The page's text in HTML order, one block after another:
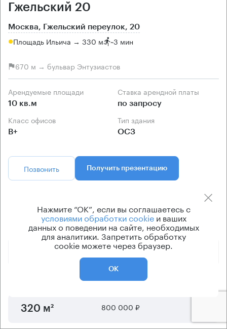
Гжельский 20
Москва, Гжельский переулок, 20
Площадь Ильича → 330 м ~3 мин
670 м → бульвар Энтузиастов
Арендуемые площади
10 кв.м
Ставка арендной платы
по запросу
Класс офисов
B+
Тип здания
ОСЗ
Позвонить Получить презентацию
Предложения по аренде в этом здании:
Площадь Арендная плата Этаж
500 000 ₽
625 000 ₽
320 м² 800 000 ₽
Нажмите “ОК”, если вы соглашаетесь с
условиями обработки cookieи ваших
данных о поведении на сайте, необходимых
для аналитики. Запретить обработку
cookie можете через браузер.
ОК